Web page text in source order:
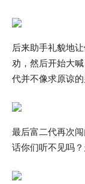
后来助手礼貌地
劝，然后开始大
代并不像求原谅
最后富二代再次
话你们听不见吗